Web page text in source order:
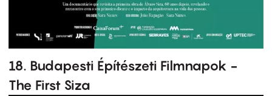
18. Budapesti Építészeti Filmnapok -
The First Siza